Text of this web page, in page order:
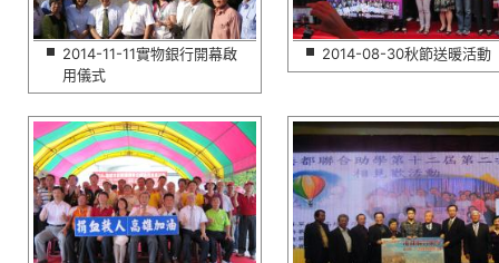
2014-11-11實物銀行開幕啟
用儀式
2014-08-30秋節送暖活動